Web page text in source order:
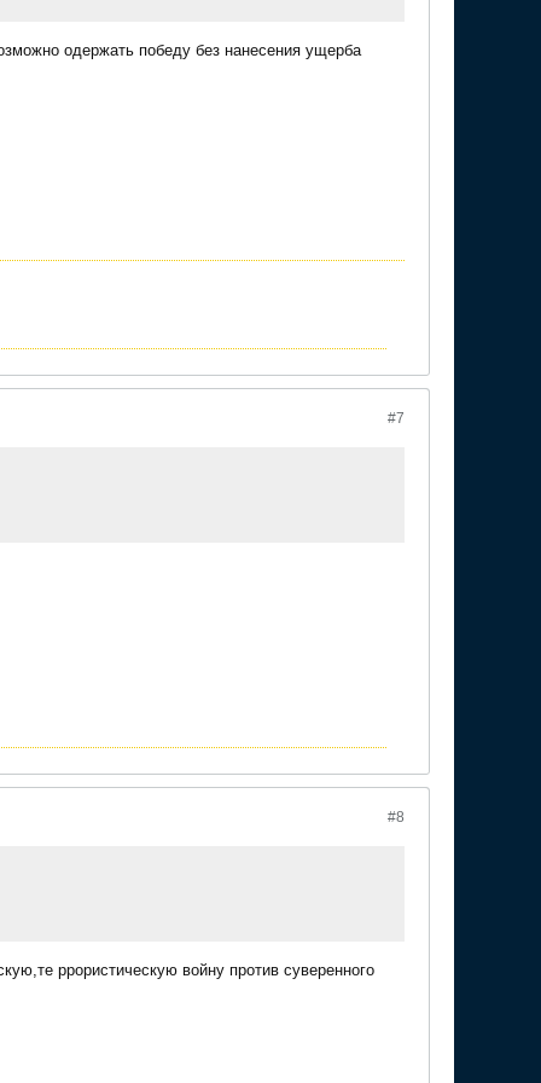
одержать победу без нанесения ущерба
#7
#8
ррористическую войну против суверенного